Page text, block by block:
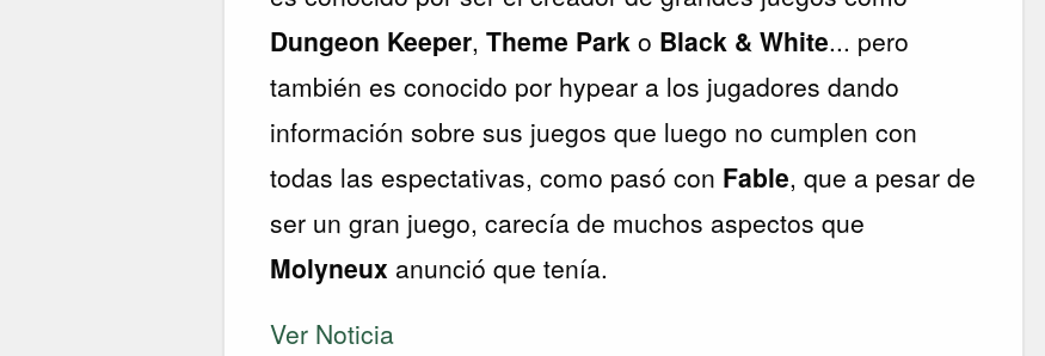
Dungeon Keeper, Theme Park o Black & White... pero
también es conocido por hypear a los jugadores dando
información sobre sus juegos que luego no cumplen con
todas las espectativas, como pasó con Fable, que a pesar de
ser un gran juego, carecía de muchos aspectos que
Molyneux anunció que tenía.
Ver Noticia